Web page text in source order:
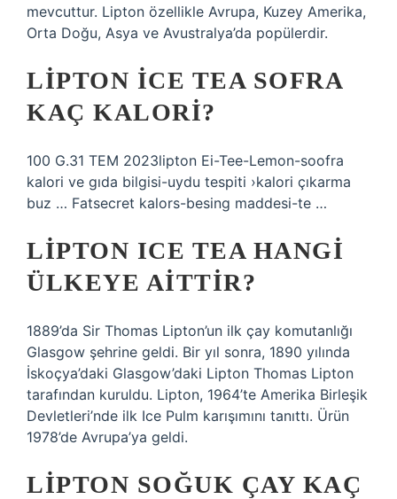
mevcuttur. Lipton özellikle Avrupa, Kuzey Amerika,
Orta Doğu, Asya ve Avustralya’da popülerdir.
LIPTON ICE TEA SOFRA
KAÇ KALORI?
100 G.31 TEM 2023lipton Ei-Tee-Lemon-soofra
kalori ve gıda bilgisi-uydu tespiti ›kalori çıkarma
buz … Fatsecret kalors-besing maddesi-te …
LIPTON ICE TEA HANGI
ÜLKEYE AITTIR?
1889’da Sir Thomas Lipton’un ilk çay komutanlığı
Glasgow şehrine geldi. Bir yıl sonra, 1890 yılında
İskoçya’daki Glasgow’daki Lipton Thomas Lipton
tarafından kuruldu. Lipton, 1964’te Amerika Birleşik
Devletleri’nde ilk Ice Pulm karışımını tanıttı. Ürün
1978’de Avrupa’ya geldi.
LIPTON SOĞUK ÇAY KAÇ